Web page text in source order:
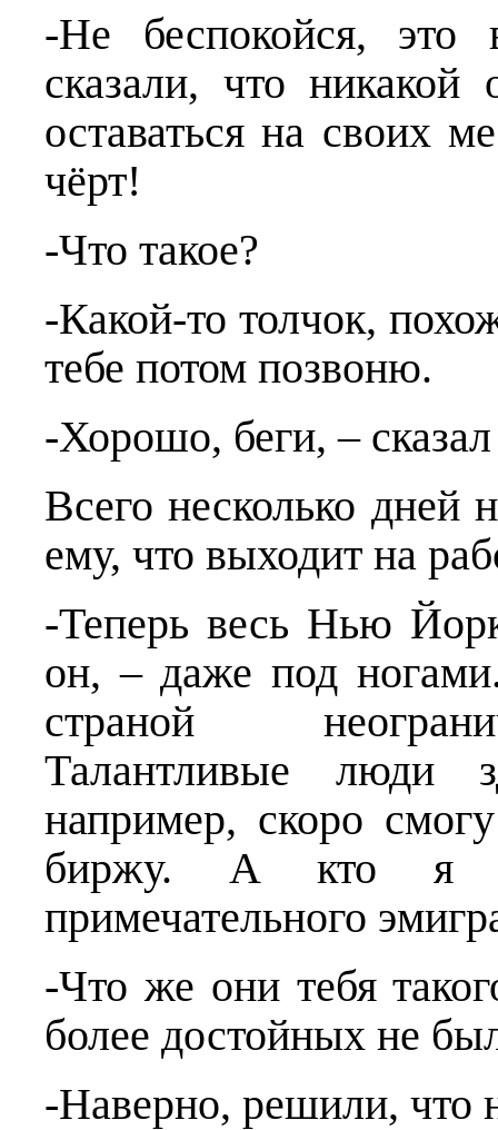
-Не беспокойся,
сказали, что
оставаться на своих
чёрт!
-Что такое?
-Какой-то толчок,
тебе потом позвоню.
-Хорошо, беги, –
Всего несколько дней
ему, что выходит на
-Теперь весь Нью
он, – даже под
страной
Талантливые люди
например, скоро
биржу. А кто я
примечательного
-Что же они тебя
более достойных не
-Наверно, решили, что